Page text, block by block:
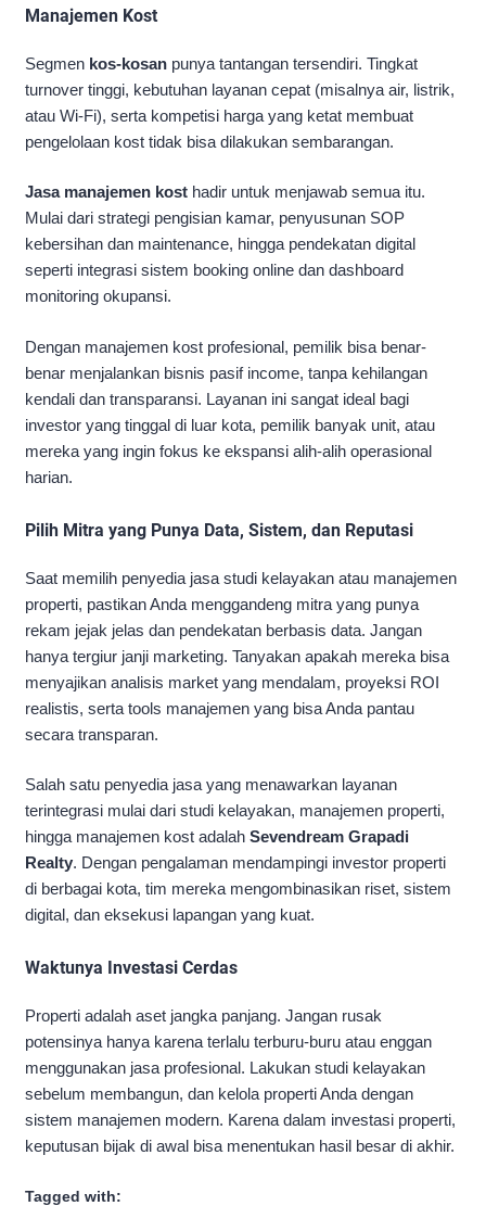
Manajemen Kost
Segmen kos-kosan punya tantangan tersendiri. Tingkat
turnover tinggi, kebutuhan layanan cepat (misalnya air, listrik,
atau Wi-Fi), serta kompetisi harga yang ketat membuat
pengelolaan kost tidak bisa dilakukan sembarangan.
Jasa manajemen kost hadir untuk menjawab semua itu.
Mulai dari strategi pengisian kamar, penyusunan SOP
kebersihan dan maintenance, hingga pendekatan digital
seperti integrasi sistem booking online dan dashboard
monitoring okupansi.
Dengan manajemen kost profesional, pemilik bisa benar-
benar menjalankan bisnis pasif income, tanpa kehilangan
kendali dan transparansi. Layanan ini sangat ideal bagi
investor yang tinggal di luar kota, pemilik banyak unit, atau
mereka yang ingin fokus ke ekspansi alih-alih operasional
harian.
Pilih Mitra yang Punya Data, Sistem, dan Reputasi
Saat memilih penyedia jasa studi kelayakan atau manajemen
properti, pastikan Anda menggandeng mitra yang punya
rekam jejak jelas dan pendekatan berbasis data. Jangan
hanya tergiur janji marketing. Tanyakan apakah mereka bisa
menyajikan analisis market yang mendalam, proyeksi ROI
realistis, serta tools manajemen yang bisa Anda pantau
secara transparan.
Salah satu penyedia jasa yang menawarkan layanan
terintegrasi mulai dari studi kelayakan, manajemen properti,
hingga manajemen kost adalah Sevendream Grapadi
Realty. Dengan pengalaman mendampingi investor properti
di berbagai kota, tim mereka mengombinasikan riset, sistem
digital, dan eksekusi lapangan yang kuat.
Waktunya Investasi Cerdas
Properti adalah aset jangka panjang. Jangan rusak
potensinya hanya karena terlalu terburu-buru atau enggan
menggunakan jasa profesional. Lakukan studi kelayakan
sebelum membangun, dan kelola properti Anda dengan
sistem manajemen modern. Karena dalam investasi properti,
keputusan bijak di awal bisa menentukan hasil besar di akhir.
Tagged with: